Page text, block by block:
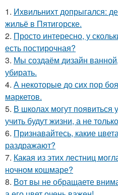
1. Ихвильнихт допрыгался:
жильё в Пятигорске.
2. Просто интересно, у
есть постирочная?
3. Мы создаём дизайн
убирать.
4. А некоторые до сих пор
маркетов.
5. В школах могут появиться
учить будут жизни, а не
6. Признавайтесь, какие
раздражают?
7. Какая из этих лестниц
ночном кошмаре?
8. Вот вы не обращаете